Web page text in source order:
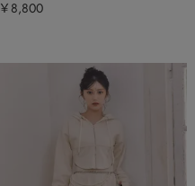
￥8,800